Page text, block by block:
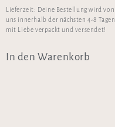
Lieferzeit: Deine Bestellung wird von
uns innerhalb der nächsten 4-8 Tagen
mit Liebe verpackt und versendet!
In den Warenkorb